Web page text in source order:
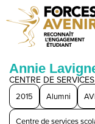
Annie
CENTRE DE
2015 Alumni
Centre de services